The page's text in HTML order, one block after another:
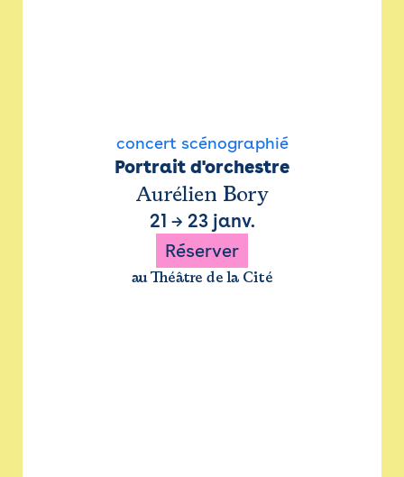
concert scénographié
Portrait d'orchestre
Aurélien Bory
21 → 23 janv.
Réserver
au Théâtre de la Cité